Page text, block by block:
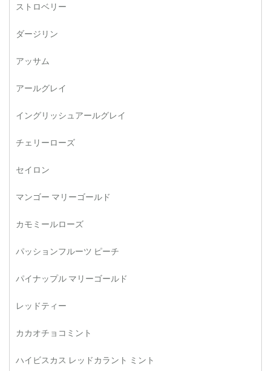
ストロベリー
ダージリン
アッサム
アールグレイ
イングリッシュアールグレイ
チェリーローズ
セイロン
マンゴー マリーゴールド
カモミールローズ
パッションフルーツ ピーチ
パイナップル マリーゴールド
レッドティー
カカオチョコミント
ハイビスカス レッドカラント ミント